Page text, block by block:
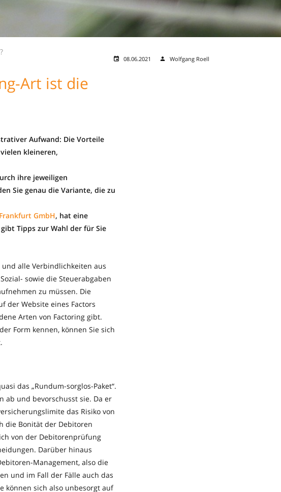
08.06.2021 Wolfgang Roell
Art ist die
Aufwand: Die Vorteile
kleineren,
ihre jeweiligen
Sie genau die Variante, die zu
GmbH, hat eine
Tipps zur Wahl der für Sie
alle Verbindlichkeiten aus
sowie die Steuerabgaben
zu müssen. Die
der Website eines Factors
Arten von Factoring gibt.
Form kennen, können Sie sich
das „Rundum-sorglos-Paket“.
ab und bevorschusst sie. Da er
das Risiko von
die Bonität der Debitoren
von der Debitorenprüfung
Darüber hinaus
Management, also die
und im Fall der Fälle auch das
können sich also unbesorgt auf